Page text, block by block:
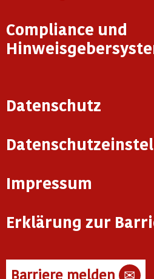
Compliance und
Datenschutz
Impressum
Erklärung zur
Barriere melden ✉